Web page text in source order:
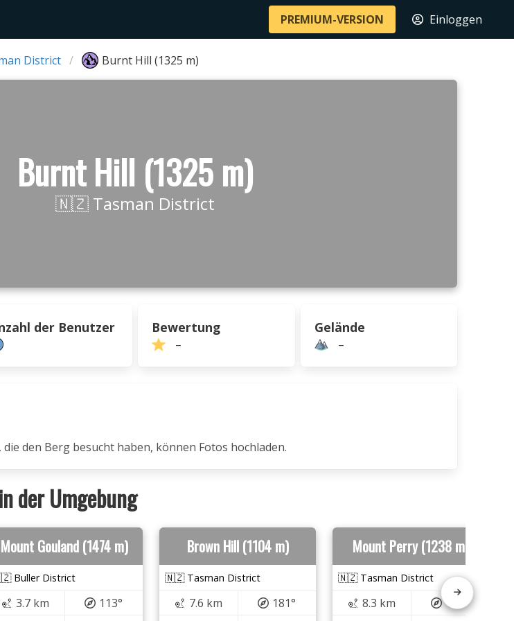
PREMIUM-VERSION Einloggen
District Burnt Hill (1325 m)
Burnt Hill (1325 m)
🇳🇿 Tasman District
der Benutzer Bewertung
–
Gelände
–
den Berg besucht haben, können Fotos hochladen.
der Umgebung
Mount Gouland (1474 m)
Buller District
3.7 km
113°
Brown Hill (1104 m)
🇳🇿 Tasman District
7.6 km
181°
Mount Perry (1238 m)
🇳🇿 Tasman District
8.3 km
162°